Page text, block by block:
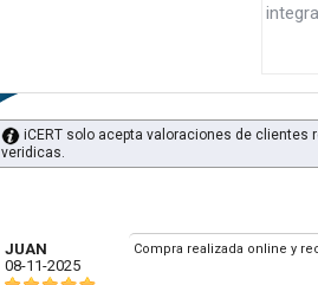
iCERT solo acepta valoraciones de clientes
veridicas.
JUAN
08-11-2025
Compra realizada online y